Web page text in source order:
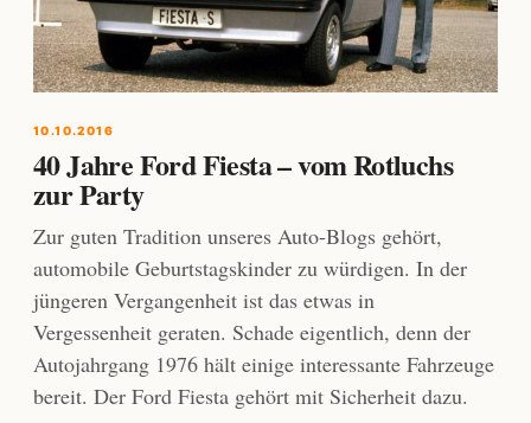
10.10.2016
40 Jahre Ford Fiesta – vom Rotluchs
zur Party
Zur guten Tradition unseres Auto-Blogs gehört,
automobile Geburtstagskinder zu würdigen. In der
jüngeren Vergangenheit ist das etwas in
Vergessenheit geraten. Schade eigentlich, denn der
Autojahrgang 1976 hält einige interessante Fahrzeuge
bereit. Der Ford Fiesta gehört mit Sicherheit dazu.